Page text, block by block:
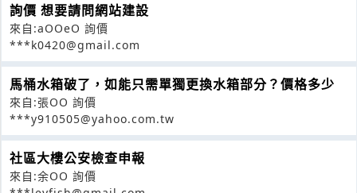
詢價 想要請問網站建設
來自:aOOeO 詢價
***k0420@gmail.com
馬桶水箱破了，如能只需單獨更換水箱部分？價格多少
來自:張OO 詢價
***y910505@yahoo.com.tw
社區大樓公安檢查申報
來自:余OO 詢價